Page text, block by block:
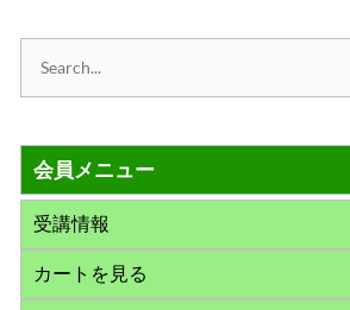
象
:
会員メニュー
受講情報
カートを見る